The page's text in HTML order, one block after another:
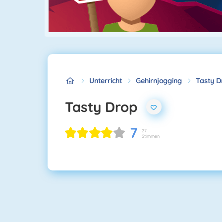
Unterricht Gehirnjogging Tasty
Tasty Drop
7
27
Stimmen